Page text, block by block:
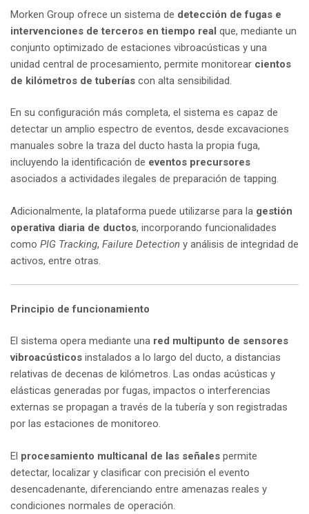
Morken Group ofrece un sistema de detección de fugas e
intervenciones de terceros en tiempo real que, mediante un
conjunto optimizado de estaciones vibroacústicas y una
unidad central de procesamiento, permite monitorear cientos
de kilómetros de tuberías con alta sensibilidad.
En su configuración más completa, el sistema es capaz de
detectar un amplio espectro de eventos, desde excavaciones
manuales sobre la traza del ducto hasta la propia fuga,
incluyendo la identificación de eventos precursores
asociados a actividades ilegales de preparación de tapping.
Adicionalmente, la plataforma puede utilizarse para la gestión
operativa diaria de ductos, incorporando funcionalidades
como PIG Tracking, Failure Detection y análisis de integridad de
activos, entre otras.
Principio de funcionamiento
El sistema opera mediante una red multipunto de sensores
vibroacústicos instalados a lo largo del ducto, a distancias
relativas de decenas de kilómetros. Las ondas acústicas y
elásticas generadas por fugas, impactos o interferencias
externas se propagan a través de la tubería y son registradas
por las estaciones de monitoreo.
El procesamiento multicanal de las señales permite
detectar, localizar y clasificar con precisión el evento
desencadenante, diferenciando entre amenazas reales y
condiciones normales de operación.